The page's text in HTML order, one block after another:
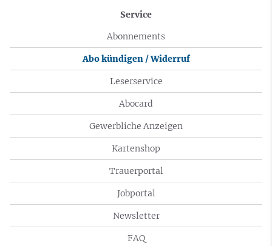
Service
Abonnements
Abo kündigen / Widerruf
Leserservice
Abocard
Gewerbliche Anzeigen
Kartenshop
Trauerportal
Jobportal
Newsletter
FAQ